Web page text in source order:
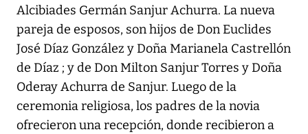
Alcibiades Germán Sanjur Achurra. La nueva
pareja de esposos, son hijos de Don Euclides
José Díaz González y Doña Marianela Castrellón
de Díaz ; y de Don Milton Sanjur Torres y Doña
Oderay Achurra de Sanjur. Luego de la
ceremonia religiosa, los padres de la novia
ofrecieron una recepción, donde recibieron a